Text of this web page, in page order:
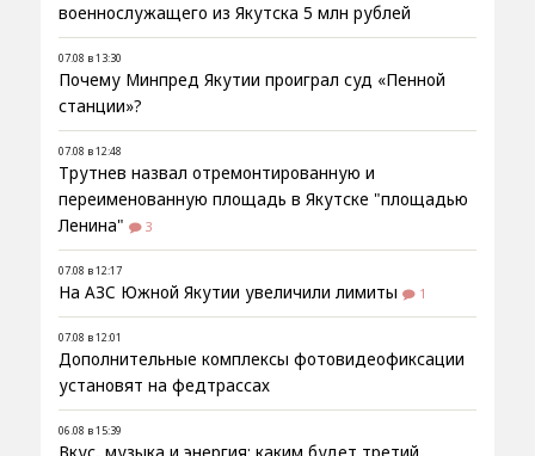
военнослужащего из Якутска 5 млн рублей
07.08 в 13:30
Почему Минпред Якутии проиграл суд «Пенной
станции»?
07.08 в 12:48
Трутнев назвал отремонтированную и
переименованную площадь в Якутске "площадью
Ленина"
3
07.08 в 12:17
На АЗС Южной Якутии увеличили лимиты 1
07.08 в 12:01
Дополнительные комплексы фотовидеофиксации
установят на федтрассах
06.08 в 15:39